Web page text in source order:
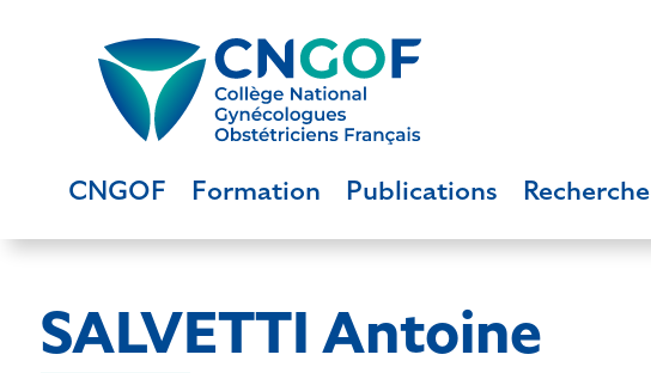
CNGOF Formation Publications Recherche
SALVETTI Antoine